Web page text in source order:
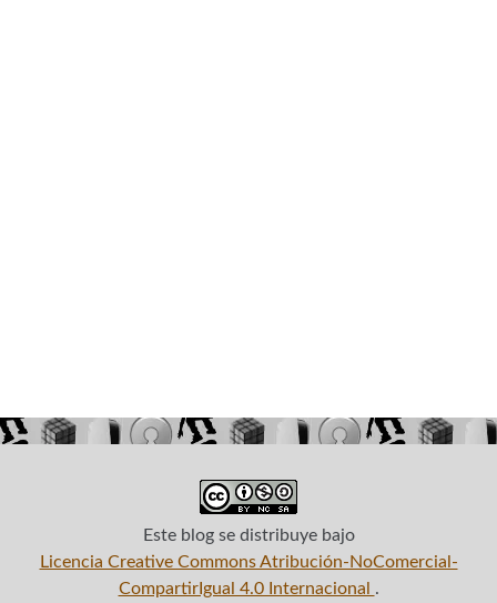
Este blogse distribuye bajo
Licencia Creative Commons Atribución-NoComercial-
CompartirIgual 4.0 Internacional .